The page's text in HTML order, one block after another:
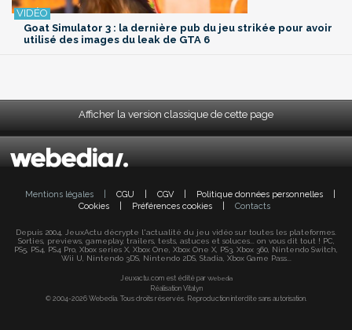
Goat Simulator 3 : la dernière pub du jeu strikée pour avoir
utilisé des images du leak de GTA 6
Afficher la version classique de cette page
Mentions légales CGU CGV Politique données personnelles
Cookies
Préférences cookies Contacts
Depuis 2004, JeuxActu décrypte l'actualité du jeu vidéo sur toutes les plateformes.
Sorties, previews, gameplay, trailers, tests, astuces et soluces... on vous dit tout ! PC,
PS5, PS4, PS4 Pro, Xbox series X, Xbox One, Xbox One X, PS3, Xbox 360, Nintendo Switch,
Wii U, Nintendo 3DS, Nintendo 2DS, Stadia, Xbox Game Pass...
Jeuxactu.com est édité par Webedia
Réalisation Vitalyn
© 2004-2026 Webedia. Tous droits réservés. Reproduction interdite sans autorisation.